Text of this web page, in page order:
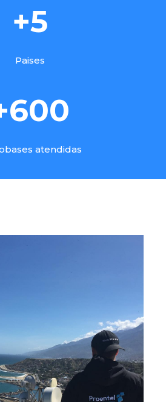
+5
Paises
atendidas